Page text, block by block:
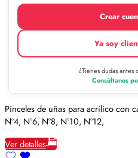
Crear
Ya soy
¿Tienes dudas antes
Consúltanos
Pinceles de uñas para acrílico con
Nº4, Nº6, Nº8, Nº10, Nº12,
Ver detalles